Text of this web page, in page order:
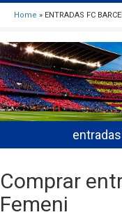
Home » ENTRADAS FC
Comprar
Femeni